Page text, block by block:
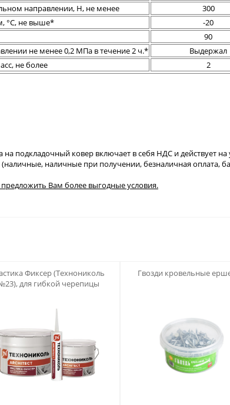
направлении, Н, не менее
300
°С, не выше*
-20
90
не менее 0,2 МПа в течение 2 ч.*
Выдержал
не более 2
ковер включает в себя НДС и действует на
наличные при получении, безналичная оплата,
Вам более выгодные условия.
Фиксер (Технониколь
для гибкой черепицы
Гвозди кровельные